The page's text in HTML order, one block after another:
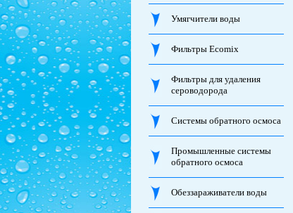
Умягчители воды
Фильтры Ecomix
Фильтры для удаления
сероводорода
Системы обратного осмоса
Промышленные системы
обратного осмоса
Обеззараживатели воды